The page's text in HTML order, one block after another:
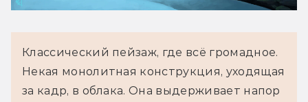
Классический пейзаж, где всё громадное.
Некая монолитная конструкция, уходящая
за кадр, в облака. Она выдерживает напор